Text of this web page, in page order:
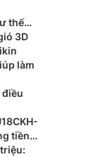
thế
3D
làm
điều
tiền